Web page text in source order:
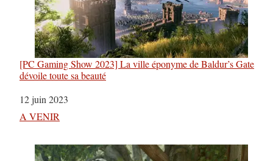
[PC Gaming Show 2023] La ville éponyme de Baldur’s Gate
dévoile toute sa beauté
Date
12 juin 2023
Par rapport à
A VENIR